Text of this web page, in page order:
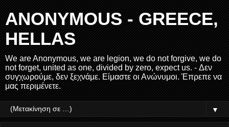
ANONYMOUS - GREECE,
HELLAS
We are Anonymous, we are legion, we do not forgive, we do
not forget, united as one, divided by zero, expect us. - Δεν
συγχωρούμε, δεν ξεχνάμε. Είμαστε οι Ανώνυμοι. Έπρεπε να
μας περιμένετε.
▼